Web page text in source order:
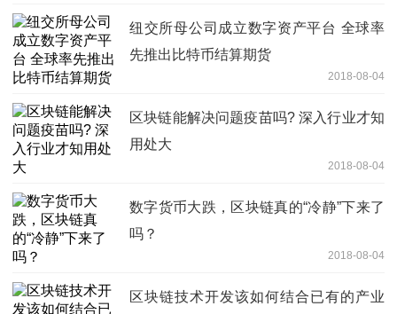
纽交所母公司成立数字资产平台 全球率
先推出比特币结算期货
2018-08-04
区块链能解决问题疫苗吗? 深入行业才知
用处大
2018-08-04
数字货币大跌，区块链真的“冷静”下来了
吗？
2018-08-04
区块链技术开发该如何结合已有的产业